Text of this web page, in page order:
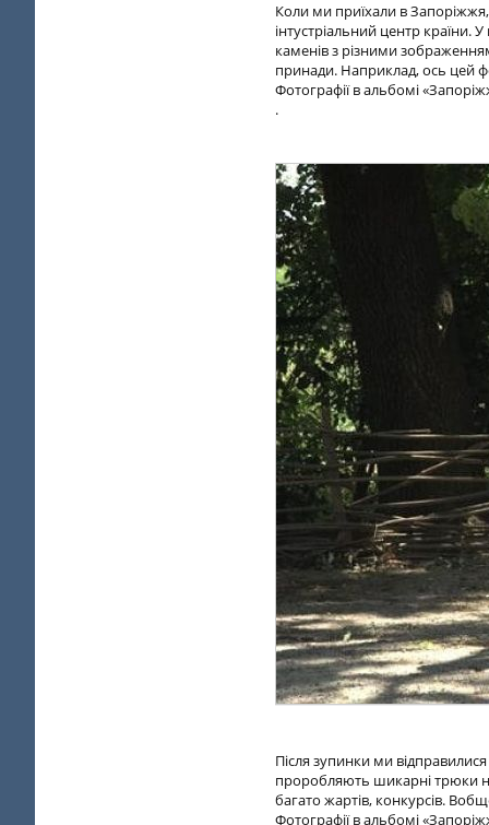
Коли ми приїхали в
інтустріальний центр країни.
каменів з різними
принади. Наприклад, ось цей
Фотографії в альбомі
.
Після зупинки ми
проробляють шикарні трюки
багато жартів, конкурсів.
Фотографії в альбомі